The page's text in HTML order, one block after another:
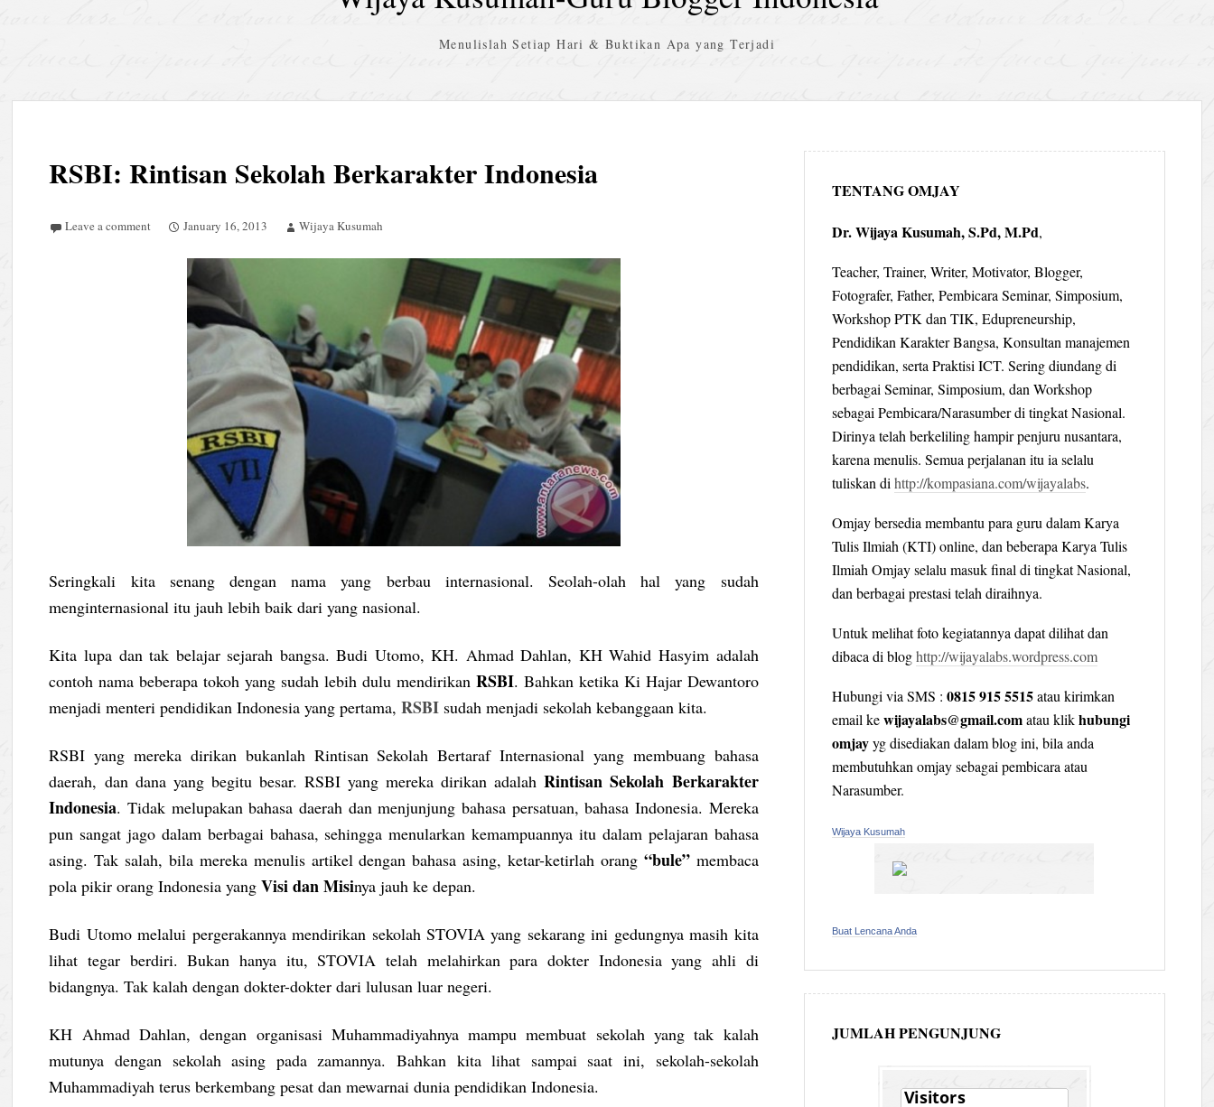
Menulislah Setiap Hari & Buktikan Apa yang Terjadi
RSBI: Rintisan Sekolah Berkarakter Indonesia
Leave a comment January 16, 2013 Wijaya Kusumah
Seringkali kita senang dengan nama yang berbau internasional. Seolah-olah hal yang sudah
menginternasional itu jauh lebih baik dari yang nasional.
Kita lupa dan tak belajar sejarah bangsa. Budi Utomo, KH. Ahmad Dahlan, KH Wahid Hasyim adalah
contoh nama beberapa tokoh yang sudah lebih dulu mendirikan RSBI. Bahkan ketika Ki Hajar Dewantoro
menjadi menteri pendidikan Indonesia yang pertama,RSBI sudah menjadi sekolah kebanggaan kita.
RSBI yang mereka dirikan bukanlah Rintisan Sekolah Bertaraf Internasional yang membuang bahasa
daerah, dan dana yang begitu besar. RSBI yang mereka dirikan adalahRintisan Sekolah Berkarakter
Indonesia. Tidak melupakan bahasa daerah dan menjunjung bahasa persatuan, bahasa Indonesia. Mereka
pun sangat jago dalam berbagai bahasa, sehingga menularkan kemampuannya itu dalam pelajaran bahasa
asing. Tak salah, bila mereka menulis artikel dengan bahasa asing, ketar-ketirlah orang “bule”membaca
pola pikir orang Indonesia yangVisi dan Misinya jauh ke depan.
Budi Utomo melalui pergerakannya mendirikan sekolah STOVIA yang sekarang ini gedungnya masih kita
lihat tegar berdiri. Bukan hanya itu, STOVIA telah melahirkan para dokter Indonesia yang ahli di
bidangnya. Tak kalah dengan dokter-dokter dari lulusan luar negeri.
KH Ahmad Dahlan, dengan organisasi Muhammadiyahnya mampu membuat sekolah yang tak kalah
mutunya dengan sekolah asing pada zamannya. Bahkan kita lihat sampai saat ini, sekolah-sekolah
Muhammadiyah terus berkembang pesat dan mewarnai dunia pendidikan Indonesia.
TENTANG OMJAY
Dr. Wijaya Kusumah, S.Pd, M.Pd,
Teacher, Trainer, Writer, Motivator, Blogger,
Fotografer, Father, Pembicara Seminar, Simposium,
Workshop PTK dan TIK, Edupreneurship,
Pendidikan Karakter Bangsa, Konsultan manajemen
pendidikan, serta Praktisi ICT. Sering diundang di
berbagai Seminar, Simposium, dan Workshop
sebagai Pembicara/Narasumber di tingkat Nasional.
Dirinya telah berkeliling hampir penjuru nusantara,
karena menulis. Semua perjalanan itu ia selalu
tuliskan di http://kompasiana.com/wijayalabs.
Omjay bersedia membantu para guru dalam Karya
Tulis Ilmiah (KTI) online, dan beberapa Karya Tulis
Ilmiah Omjay selalu masuk final di tingkat Nasional,
dan berbagai prestasi telah diraihnya.
Untuk melihat foto kegiatannya dapat dilihat dan
dibaca di bloghttp://wijayalabs.wordpress.com
Hubungi via SMS : 0815 915 5515atau kirimkan
email kewijayalabs@gmail.comatau klikhubungi
omjayyg disediakan dalam blog ini, bila anda
membutuhkan omjay sebagai pembicara atau
Narasumber.
Wijaya Kusumah
Buat Lencana Anda
JUMLAH PENGUNJUNG